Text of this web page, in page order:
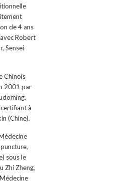
de 4 ans
Robert
Sensei
Chinois
2001 par
à
(Chine).
sous le
Zhi Zheng,